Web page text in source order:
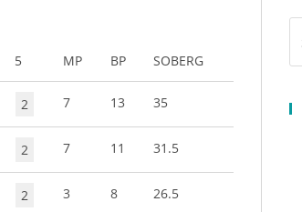
5 MP BP SOBERG
2 7 13 35
2 7 11 31.5
2 3 8 26.5